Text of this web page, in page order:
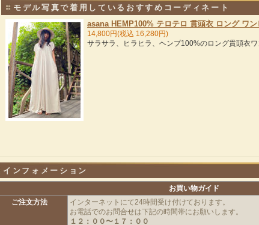
モデル写真で着用しているおすすめコーディネート
asana HEMP100% テロテロ 貫頭衣 ロング ワン
14,800円(税込 16,280円)
サラサラ、ヒラヒラ、ヘンプ100%のロング貫頭衣ワ
インフォメーション
お買い物ガイド
ご注文方法
インターネットにて24時間受け付けております。
お電話でのお問合せは下記の時間帯にお願いします。
１２：００〜１７：００